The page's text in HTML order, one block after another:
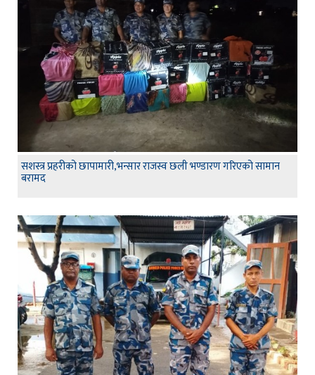
सशस्त्र प्रहरीको छापामारी,भन्सार राजस्व छली भण्डारण गरिएको सामान
बरामद